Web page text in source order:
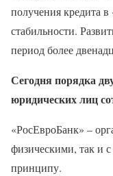
получения кредита
стабильности.
период более
Сегодня порядка
юридических лиц
«РосЕвроБанк» –
физическими, так и
принципу.